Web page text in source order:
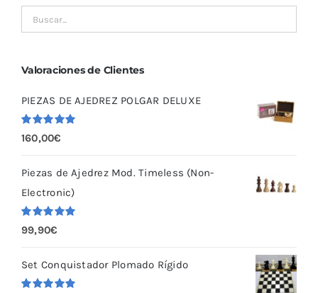
se
en
página
Valoraciones de Clientes
PIEZAS DE AJEDREZ POLGAR DELUXE
Valorado
con 5.00
160,00€
Piezas de Ajedrez Mod. Timeless (Non-
Electronic)
Valorado
con 5.00
99,90€
Set Conquistador Plomado Rígido